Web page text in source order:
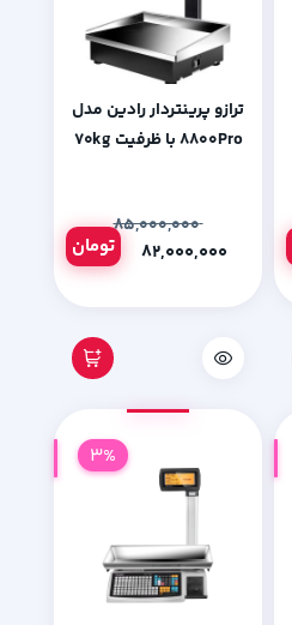
ترازو پرینتردار رادین مدل
۸۸۰۰Pro با ظرفیت ۷۰kg
۸۵,۰۰۰,۰۰۰
تومان
3%